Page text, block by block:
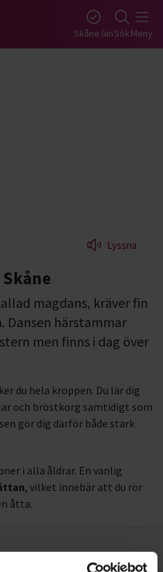
Skåne länSökMeny
Lyssna
magdans, kräver fin
Dansen härstammar
men finns i dag över
du hela kroppen. Du lär dig
och bröstkorg samtidigt som
gör dig därför både stark
i alla åldrar. En vanlig
, vilket innebär att du rör
åtta.